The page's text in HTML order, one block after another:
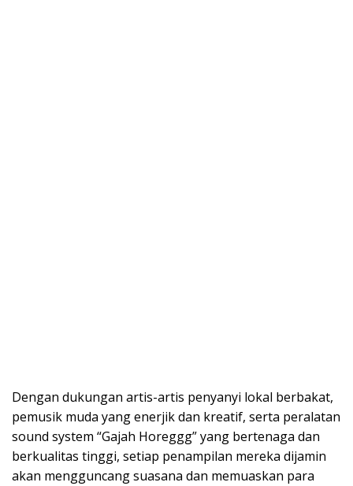
Dengan dukungan artis-artis penyanyi lokal berbakat,
pemusik muda yang enerjik dan kreatif, serta peralatan
sound system “Gajah Horeggg” yang bertenaga dan
berkualitas tinggi, setiap penampilan mereka dijamin
akan mengguncang suasana dan memuaskan para